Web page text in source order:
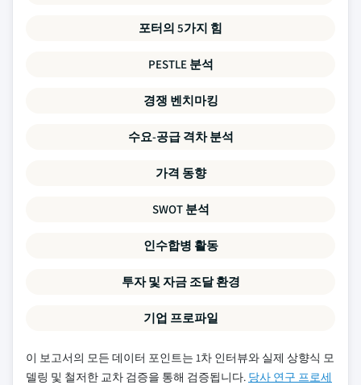
포터의 5가지 힘
PESTLE 분석
경쟁 벤치마킹
수요-공급 격차 분석
가격 동향
SWOT 분석
인수합병 활동
투자 및 자금 조달 환경
기업 프로파일
이 보고서의 모든 데이터 포인트는 1차 인터뷰와 실제 상향식 모
델링 및 철저한 교차 검증을 통해 검증됩니다. 당사 연구 프로세